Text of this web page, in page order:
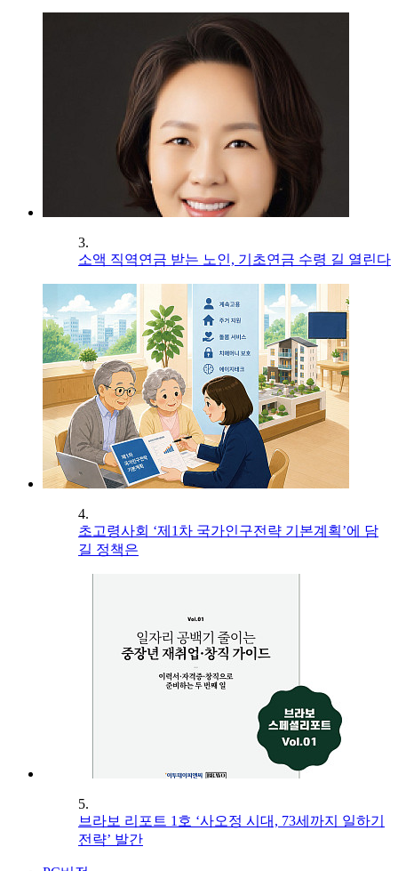
3.
소액 직역연금 받는 노인, 기초연금 수령 길 열린다
4.
초고령사회 ‘제1차 국가인구전략 기본계획’에 담
길 정책은
5.
브라보 리포트 1호 ‘사오정 시대, 73세까지 일하기
전략’ 발간